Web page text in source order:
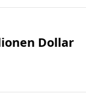
Dollar